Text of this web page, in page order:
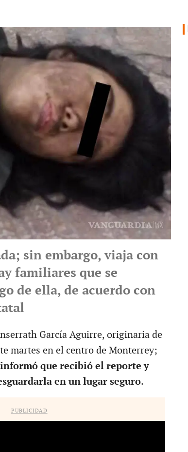
sin embargo, viaja con
familiares que se
de ella, de acuerdo con
García Aguirre, originaria de
martes en el centro de Monterrey;
que recibió el reporte y
en un lugar seguro.
PUBLICIDAD